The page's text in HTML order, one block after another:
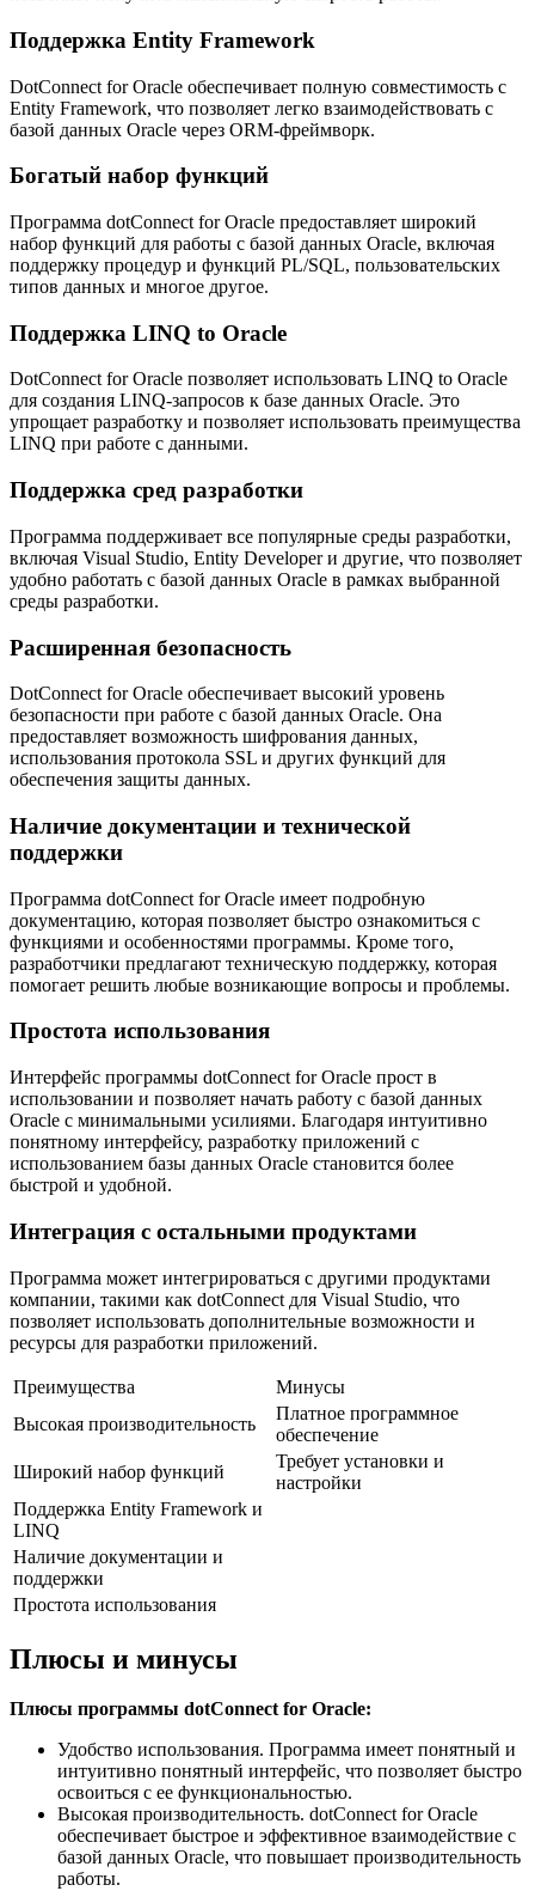
Поддержка Entity Framework
DotConnect for Oracle обеспечивает полную совместимость с
Entity Framework, что позволяет легко взаимодействовать с
базой данных Oracle через ORM-фреймворк.
Богатый набор функций
Программа dotConnect for Oracle предоставляет широкий
набор функций для работы с базой данных Oracle, включая
поддержку процедур и функций PL/SQL, пользовательских
типов данных и многое другое.
Поддержка LINQ to Oracle
DotConnect for Oracle позволяет использовать LINQ to Oracle
для создания LINQ-запросов к базе данных Oracle. Это
упрощает разработку и позволяет использовать преимущества
LINQ при работе с данными.
Поддержка сред разработки
Программа поддерживает все популярные среды разработки,
включая Visual Studio, Entity Developer и другие, что позволяет
удобно работать с базой данных Oracle в рамках выбранной
среды разработки.
Расширенная безопасность
DotConnect for Oracle обеспечивает высокий уровень
безопасности при работе с базой данных Oracle. Она
предоставляет возможность шифрования данных,
использования протокола SSL и других функций для
обеспечения защиты данных.
Наличие документации и технической
поддержки
Программа dotConnect for Oracle имеет подробную
документацию, которая позволяет быстро ознакомиться с
функциями и особенностями программы. Кроме того,
разработчики предлагают техническую поддержку, которая
помогает решить любые возникающие вопросы и проблемы.
Простота использования
Интерфейс программы dotConnect for Oracle прост в
использовании и позволяет начать работу с базой данных
Oracle с минимальными усилиями. Благодаря интуитивно
понятному интерфейсу, разработку приложений с
использованием базы данных Oracle становится более
быстрой и удобной.
Интеграция с остальными продуктами
Программа может интегрироваться с другими продуктами
компании, такими как dotConnect для Visual Studio, что
позволяет использовать дополнительные возможности и
ресурсы для разработки приложений.
Преимущества
Минусы
Высокая производительность
Платное программное
обеспечение
Широкий набор функций
Требует установки и
настройки
Поддержка Entity Framework и
LINQ
Наличие документации и
поддержки
Простота использования
Плюсы и минусы
Плюсы программы dotConnect for Oracle:
Удобство использования. Программа имеет понятный и
интуитивно понятный интерфейс, что позволяет быстро
освоиться с ее функциональностью.
Высокая производительность. dotConnect for Oracle
обеспечивает быстрое и эффективное взаимодействие с
базой данных Oracle, что повышает производительность
работы.